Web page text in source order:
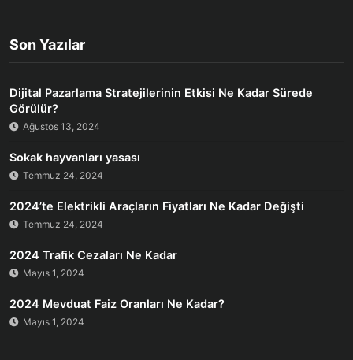
Son Yazılar
Dijital Pazarlama Stratejilerinin Etkisi Ne Kadar Sürede
Görülür?
Ağustos 13, 2024
Sokak hayvanları yasası
Temmuz 24, 2024
2024’te Elektrikli Araçların Fiyatları Ne Kadar Değişti
Temmuz 24, 2024
2024 Trafik Cezaları Ne Kadar
Mayıs 1, 2024
2024 Mevduat Faiz Oranları Ne Kadar?
Mayıs 1, 2024